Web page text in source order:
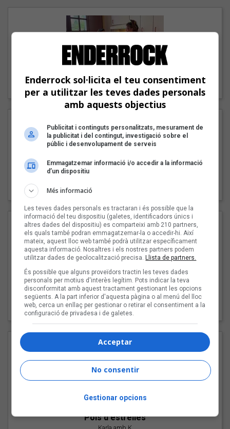
"Lo bueno y lo malo"
Carmen y María
Pep Álvarez amb Joan Muntaner (Xanguito)
"Les cabres"
94 Rules amb Compte
"Pols d'estrelles"
Enderrock sol·licita el teu consentiment
per a utilitzar les teves dades personals
amb aquests objectius
Publicitat i continguts personalitzats, mesurament de
la publicitat i del contingut, investigació sobre el
públic i desenvolupament de serveis
Emmagatzemar informació i/o accedir a la informació
d’un dispositiu
Més informació
Les teves dades personals es tractaran i és possible que la
informació del teu dispositiu (galetes, identificadors únics i
altres dades del dispositiu) es comparteixi amb 210 partners,
els quals també podran emmagatzemar-la o accedir-hi. Així
mateix, aquest lloc web també podrà utilitzar específicament
aquesta informació. Nosaltres i els nostres partners podem
utilitzar dades de geolocalització precisa.Llista de partners.
És possible que alguns proveïdors tractin les teves dades
personals per motius d'interès legítim. Pots indicar la teva
disconformitat amb aquest tractament gestionant les opcions
següents. A la part inferior d'aquesta pàgina o al menú del lloc
web, cerca un enllaç per gestionar o retirar el consentiment a la
configuració de privadesa i de galetes.
Acceptar
No consentir
Gestionar opcions